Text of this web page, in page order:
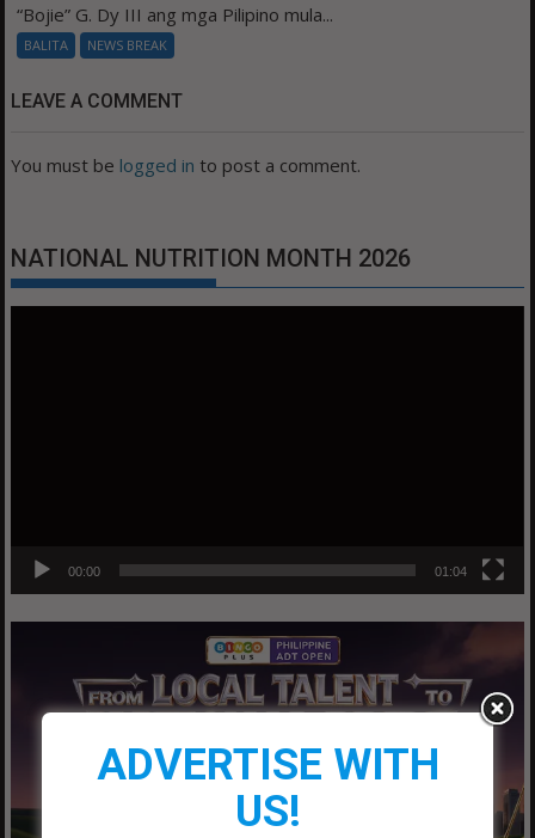
“Bojie” G. Dy III ang mga Pilipino mula...
BALITA NEWS BREAK
LEAVE A COMMENT
You must be logged in to post a comment.
NATIONAL NUTRITION MONTH 2026
00:00 01:04
ADVERTISE WITH
US!